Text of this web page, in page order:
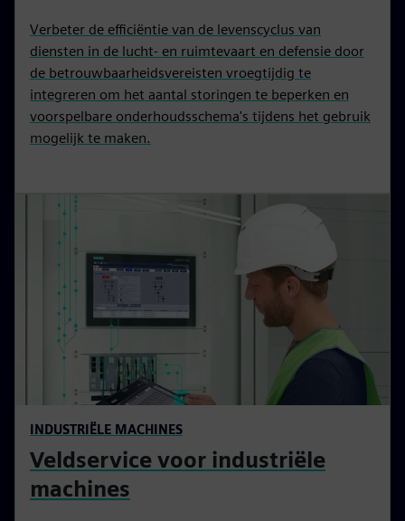
Verbeter de efficiëntie van de levenscyclus van
diensten in de lucht- en ruimtevaart en defensie door
de betrouwbaarheidsvereisten vroegtijdig te
integreren om het aantal storingen te beperken en
voorspelbare onderhoudsschema's tijdens het gebruik
mogelijk te maken.
INDUSTRIËLE MACHINES
Veldservice voor industriële
machines